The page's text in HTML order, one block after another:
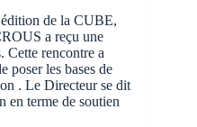
de la CUBE,
a reçu une
Cette rencontre a
poser les bases de
. Le Directeur se dit
en terme de soutien